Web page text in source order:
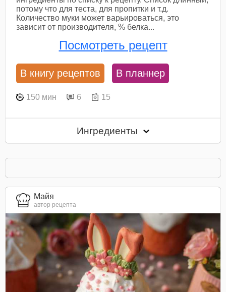
потому что для теста, для пропитки и т.д.
Количество муки может варьироваться, это
зависит от производителя, % белка...
Посмотреть рецепт
В книгу рецептов В планнер
150 мин 6 15
Ингредиенты
Майя
автор рецепта